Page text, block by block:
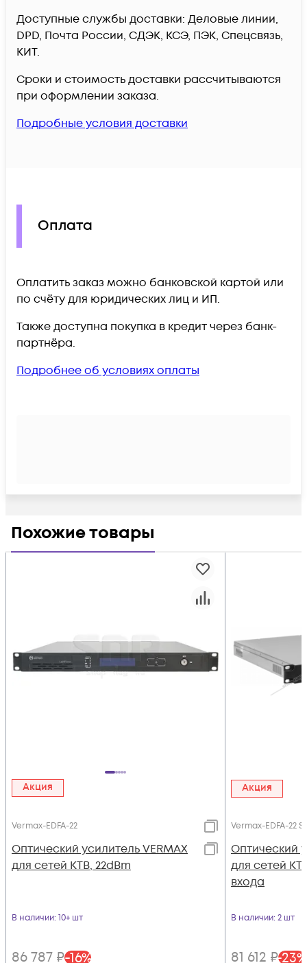
Доступные службы доставки: Деловые линии,
DPD, Почта России, СДЭК, КСЭ, ПЭК, Спецсвязь,
КИТ.
Сроки и стоимость доставки рассчитываются
при оформлении заказа.
Подробные условия доставки
Оплата
Оплатить заказ можно банковской картой или
по счёту для юридических лиц и ИП.
Также доступна покупка в кредит через банк-
партнёра.
Подробнее об условиях оплаты
Похожие товары
Акция
Vermax-EDFA-22
Оптический усилитель VERMAX
для сетей КТВ, 22dBm
В наличии: 10+ шт
86 787 ₽-16%
Акция
Vermax-EDFA-22 S
Оптический
для сетей
входа
В наличии: 2 шт
81 612 ₽-23%